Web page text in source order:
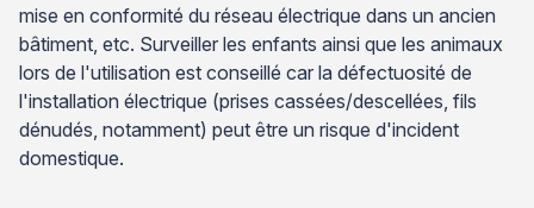
mise en conformité du réseau électrique dans un ancien
bâtiment, etc. Surveiller les enfants ainsi que les animaux
lors de l'utilisation est conseillé car la défectuosité de
l'installation électrique (prises cassées/descellées, fils
dénudés, notamment) peut être un risque d'incident
domestique.